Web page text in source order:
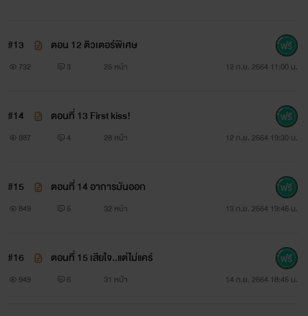
#13 ตอน 12 ติวเตอร์พิเศษ
732 3 25 หน้า 12 ก.ย. 2564 11:00 น.
#14 ตอนที่ 13 First kiss!
887 4 28 หน้า 12 ก.ย. 2564 19:30 น.
#15 ตอนที่ 14 อาการมันออก
849 5 32 หน้า 13 ก.ย. 2564 19:46 น.
#16 ตอนที่ 15 เสียใจ..แต่ไม่แคร์
949 6 31 หน้า 14 ก.ย. 2564 18:45 น.